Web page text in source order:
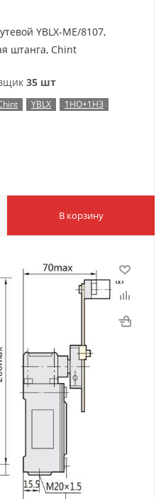
YBLX-ME/8107,
штанга, Chint
35 шт
YBLX 1НО+1НЗ
В корзину